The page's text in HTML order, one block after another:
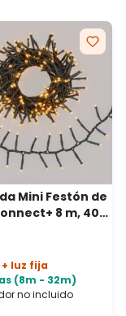
Mini Festón de
8 m, 400
cálido, cable
luz fija
(8m - 32m)
no incluido